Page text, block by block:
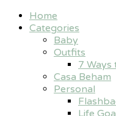
Home
Categories
Baby
Outfits
7 Ways
Casa Beham
Personal
Life